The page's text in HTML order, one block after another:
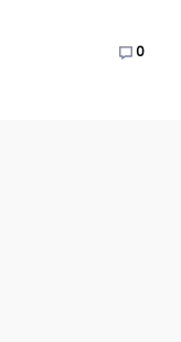
0